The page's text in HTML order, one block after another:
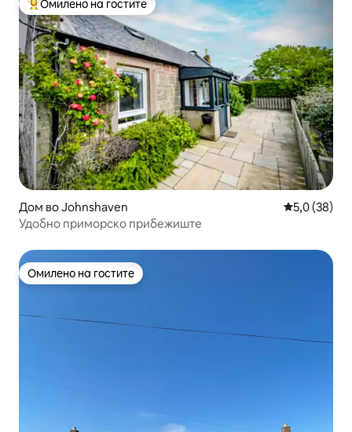
Меѓу најуспешните „Омилени на гостите“
Омилено на гостите
Дом во Johnshaven Просечна
5,0 (38)
Удобно приморско прибежиште
Омилено на гостите
Омилено на гостите